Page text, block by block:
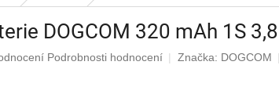
DOGCOM 320 mAh 1S
Podrobnosti hodnocení Značka: DOGCOM